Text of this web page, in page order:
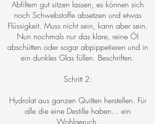
Abfiltern gut sitzen lassen, es können sich
noch Schwebstoffe absetzen und etwas
Flüssigkeit. Muss nicht sein, kann aber sein.
Nun nochmals nur das klare, reine Öl
abschütten oder sogar abpippetieren und in
ein dunkles Glas füllen. Beschriften.
Schritt 2:
Hydrolat aus ganzen Quitten herstellen. Für
alle die eine Destille haben... ein
Wohlgeruch.